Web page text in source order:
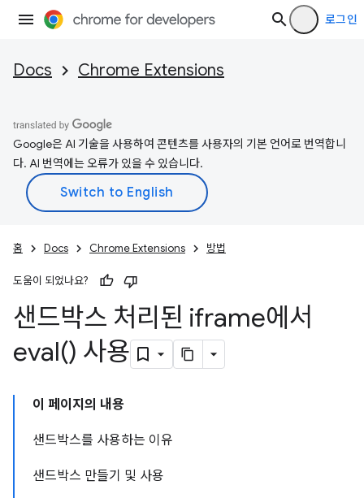
로그인
Docs Chrome Extensions
Google은 AI 기술을 사용하여 콘텐츠를 사용자의 기본 언어로 번역합니
다. AI 번역에는 오류가 있을 수 있습니다.
홈 Docs Chrome Extensions 방법
도움이 되었나요?
샌드박스 처리된 iframe에서
eval() 사용
이 페이지의 내용
샌드박스를 사용하는 이유
샌드박스 만들기 및 사용